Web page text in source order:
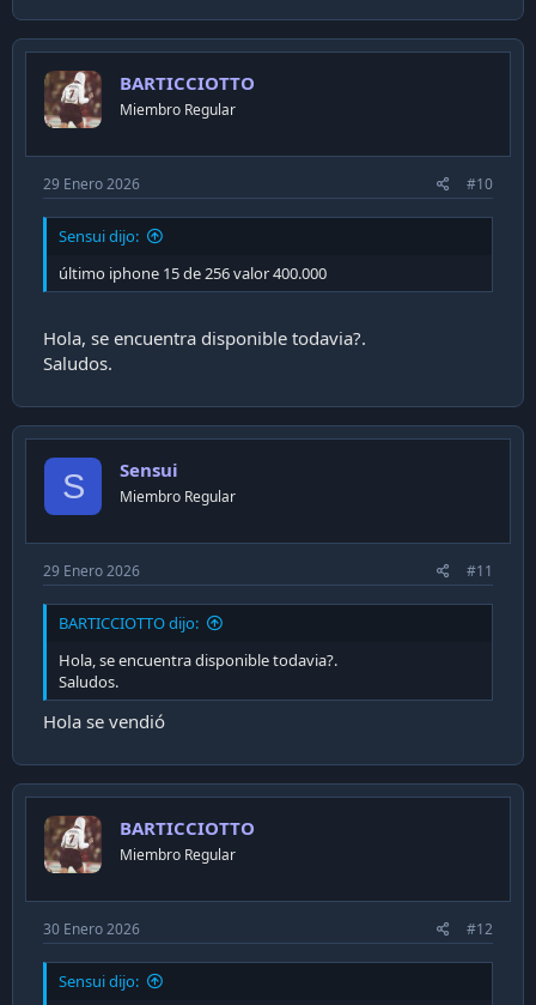
c
t
o
n
s
BARTICCIOTTO
Miembro Regular
29 Enero 2026 #10
Sensui dijo:
último iphone 15 de 256 valor 400.000
Hola, se encuentra disponible todavia?.
Saludos.
S Sensui
Miembro Regular
29 Enero 2026 #11
BARTICCIOTTO dijo:
Hola, se encuentra disponible todavia?.
Saludos.
Hola se vendió
BARTICCIOTTO
Miembro Regular
30 Enero 2026 #12
Sensui dijo: